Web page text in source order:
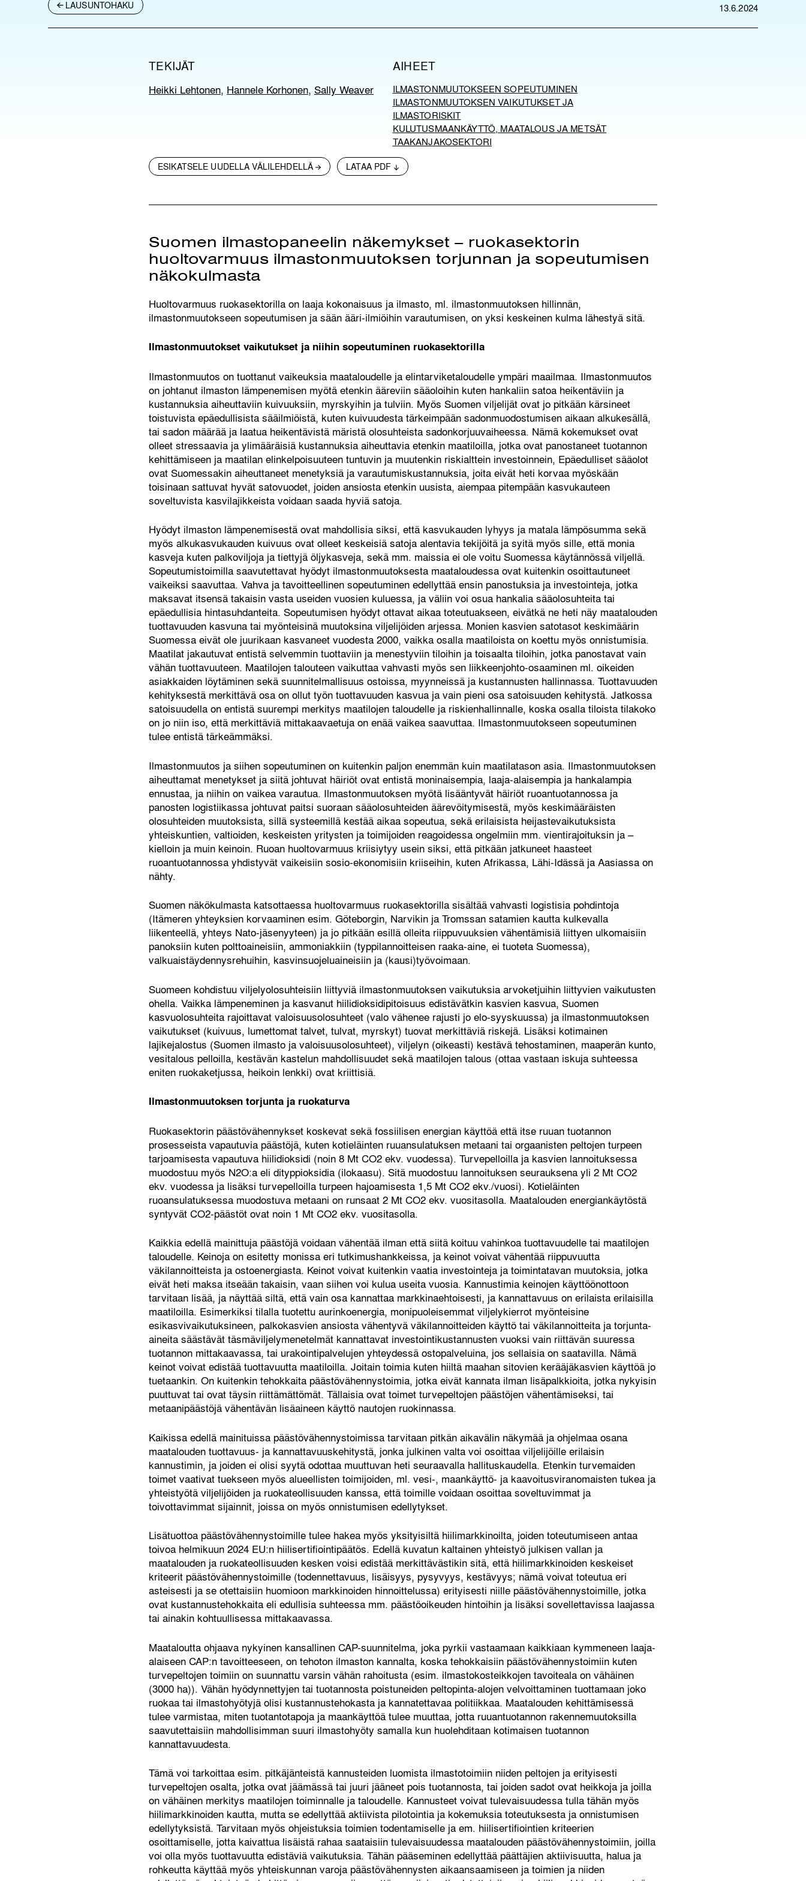
LAUSUNTOHAKU 13.6.2024
TEKIJÄT
Heikki Lehtonen, Hannele Korhonen, Sally Weaver
AIHEET
ILMASTONMUUTOKSEEN SOPEUTUMINEN
ILMASTONMUUTOKSEN VAIKUTUKSET JA
ILMASTORISKIT
KULUTUSMAANKÄYTTÖ, MAATALOUS JA METSÄT
TAAKANJAKOSEKTORI
ESIKATSELE UUDELLA VÄLILEHDELLÄ LATAA PDF
Suomen ilmastopaneelin näkemykset – ruokasektorin
huoltovarmuus ilmastonmuutoksen torjunnan ja sopeutumisen
näkokulmasta
Huoltovarmuus ruokasektorilla on laaja kokonaisuus ja ilmasto, ml. ilmastonmuutoksen hillinnän,
ilmastonmuutokseen sopeutumisen ja sään ääri-ilmiöihin varautumisen, on yksi keskeinen kulma lähestyä sitä.
Ilmastonmuutokset vaikutukset ja niihin sopeutuminen ruokasektorilla
Ilmastonmuutos on tuottanut vaikeuksia maataloudelle ja elintarviketaloudelle ympäri maailmaa. Ilmastonmuutos
on johtanut ilmaston lämpenemisen myötä etenkin ääreviin sääoloihin kuten hankaliin satoa heikentäviin ja
kustannuksia aiheuttaviin kuivuuksiin, myrskyihin ja tulviin. Myös Suomen viljelijät ovat jo pitkään kärsineet
toistuvista epäedullisista sääilmiöistä, kuten kuivuudesta tärkeimpään sadonmuodostumisen aikaan alkukesällä,
tai sadon määrää ja laatua heikentävistä märistä olosuhteista sadonkorjuuvaiheessa. Nämä kokemukset ovat
olleet stressaavia ja ylimääräisiä kustannuksia aiheuttavia etenkin maatiloilla, jotka ovat panostaneet tuotannon
kehittämiseen ja maatilan elinkelpoisuuteen tuntuvin ja muutenkin riskialttein investoinnein, Epäedulliset sääolot
ovat Suomessakin aiheuttaneet menetyksiä ja varautumiskustannuksia, joita eivät heti korvaa myöskään
toisinaan sattuvat hyvät satovuodet, joiden ansiosta etenkin uusista, aiempaa pitempään kasvukauteen
soveltuvista kasvilajikkeista voidaan saada hyviä satoja.
Hyödyt ilmaston lämpenemisestä ovat mahdollisia siksi, että kasvukauden lyhyys ja matala lämpösumma sekä
myös alkukasvukauden kuivuus ovat olleet keskeisiä satoja alentavia tekijöitä ja syitä myös sille, että monia
kasveja kuten palkoviljoja ja tiettyjä öljykasveja, sekä mm. maissia ei ole voitu Suomessa käytännössä viljellä.
Sopeutumistoimilla saavutettavat hyödyt ilmastonmuutoksesta maataloudessa ovat kuitenkin osoittautuneet
vaikeiksi saavuttaa. Vahva ja tavoitteellinen sopeutuminen edellyttää ensin panostuksia ja investointeja, jotka
maksavat itsensä takaisin vasta useiden vuosien kuluessa, ja väliin voi osua hankalia sääolosuhteita tai
epäedullisia hintasuhdanteita. Sopeutumisen hyödyt ottavat aikaa toteutuakseen, eivätkä ne heti näy maatalouden
tuottavuuden kasvuna tai myönteisinä muutoksina viljelijöiden arjessa. Monien kasvien satotasot keskimäärin
Suomessa eivät ole juurikaan kasvaneet vuodesta 2000, vaikka osalla maatiloista on koettu myös onnistumisia.
Maatilat jakautuvat entistä selvemmin tuottaviin ja menestyviin tiloihin ja toisaalta tiloihin, jotka panostavat vain
vähän tuottavuuteen. Maatilojen talouteen vaikuttaa vahvasti myös sen liikkeenjohto-osaaminen ml. oikeiden
asiakkaiden löytäminen sekä suunnitelmallisuus ostoissa, myynneissä ja kustannusten hallinnassa. Tuottavuuden
kehityksestä merkittävä osa on ollut työn tuottavuuden kasvua ja vain pieni osa satoisuuden kehitystä. Jatkossa
satoisuudella on entistä suurempi merkitys maatilojen taloudelle ja riskienhallinnalle, koska osalla tiloista tilakoko
on jo niin iso, että merkittäviä mittakaavaetuja on enää vaikea saavuttaa. Ilmastonmuutokseen sopeutuminen
tulee entistä tärkeämmäksi.
Ilmastonmuutos ja siihen sopeutuminen on kuitenkin paljon enemmän kuin maatilatason asia. Ilmastonmuutoksen
aiheuttamat menetykset ja siitä johtuvat häiriöt ovat entistä moninaisempia, laaja-alaisempia ja hankalampia
ennustaa, ja niihin on vaikea varautua. Ilmastonmuutoksen myötä lisääntyvät häiriöt ruoantuotannossa ja
panosten logistiikassa johtuvat paitsi suoraan sääolosuhteiden äärevöitymisestä, myös keskimääräisten
olosuhteiden muutoksista, sillä systeemillä kestää aikaa sopeutua, sekä erilaisista heijastevaikutuksista
yhteiskuntien, valtioiden, keskeisten yritysten ja toimijoiden reagoidessa ongelmiin mm. vientirajoituksin ja –
kielloin ja muin keinoin. Ruoan huoltovarmuus kriisiytyy usein siksi, että pitkään jatkuneet haasteet
ruoantuotannossa yhdistyvät vaikeisiin sosio-ekonomisiin kriiseihin, kuten Afrikassa, Lähi-Idässä ja Aasiassa on
nähty.
Suomen näkökulmasta katsottaessa huoltovarmuus ruokasektorilla sisältää vahvasti logistisia pohdintoja
(Itämeren yhteyksien korvaaminen esim. Göteborgin, Narvikin ja Tromssan satamien kautta kulkevalla
liikenteellä, yhteys Nato-jäsenyyteen) ja jo pitkään esillä olleita riippuvuuksien vähentämisiä liittyen ulkomaisiin
panoksiin kuten polttoaineisiin, ammoniakkiin (typpilannoitteisen raaka-aine, ei tuoteta Suomessa),
valkuaistäydennysrehuihin, kasvinsuojeluaineisiin ja (kausi)työvoimaan.
Suomeen kohdistuu viljelyolosuhteisiin liittyviä ilmastonmuutoksen vaikutuksia arvoketjuihin liittyvien vaikutusten
ohella. Vaikka lämpeneminen ja kasvanut hiilidioksidipitoisuus edistävätkin kasvien kasvua, Suomen
kasvuolosuhteita rajoittavat valoisuusolosuhteet (valo vähenee rajusti jo elo-syyskuussa) ja ilmastonmuutoksen
vaikutukset (kuivuus, lumettomat talvet, tulvat, myrskyt) tuovat merkittäviä riskejä. Lisäksi kotimainen
lajikejalostus (Suomen ilmasto ja valoisuusolosuhteet), viljelyn (oikeasti) kestävä tehostaminen, maaperän kunto,
vesitalous pelloilla, kestävän kastelun mahdollisuudet sekä maatilojen talous (ottaa vastaan iskuja suhteessa
eniten ruokaketjussa, heikoin lenkki) ovat kriittisiä.
Ilmastonmuutoksen torjunta ja ruokaturva
Ruokasektorin päästövähennykset koskevat sekä fossiilisen energian käyttöä että itse ruuan tuotannon
prosesseista vapautuvia päästöjä, kuten kotieläinten ruuansulatuksen metaani tai orgaanisten peltojen turpeen
tarjoamisesta vapautuva hiilidioksidi (noin 8 Mt CO2 ekv. vuodessa). Turvepelloilla ja kasvien lannoituksessa
muodostuu myös N2O:a eli dityppioksidia (ilokaasu). Sitä muodostuu lannoituksen seurauksena yli 2 Mt CO2
ekv. vuodessa ja lisäksi turvepelloilla turpeen hajoamisesta 1,5 Mt CO2 ekv./vuosi). Kotieläinten
ruoansulatuksessa muodostuva metaani on runsaat 2 Mt CO2 ekv. vuositasolla. Maatalouden energiankäytöstä
syntyvät CO2-päästöt ovat noin 1 Mt CO2 ekv. vuositasolla.
Kaikkia edellä mainittuja päästöjä voidaan vähentää ilman että siitä koituu vahinkoa tuottavuudelle tai maatilojen
taloudelle. Keinoja on esitetty monissa eri tutkimushankkeissa, ja keinot voivat vähentää riippuvuutta
väkilannoitteista ja ostoenergiasta. Keinot voivat kuitenkin vaatia investointeja ja toimintatavan muutoksia, jotka
eivät heti maksa itseään takaisin, vaan siihen voi kulua useita vuosia. Kannustimia keinojen käyttöönottoon
tarvitaan lisää, ja näyttää siltä, että vain osa kannattaa markkinaehtoisesti, ja kannattavuus on erilaista erilaisilla
maatiloilla. Esimerkiksi tilalla tuotettu aurinkoenergia, monipuoleisemmat viljelykierrot myönteisine
esikasvivaikutuksineen, palkokasvien ansiosta vähentyvä väkilannoitteiden käyttö tai väkilannoitteita ja torjunta-
aineita säästävät täsmäviljelymenetelmät kannattavat investointikustannusten vuoksi vain riittävän suuressa
tuotannon mittakaavassa, tai urakointipalvelujen yhteydessä ostopalveluina, jos sellaisia on saatavilla. Nämä
keinot voivat edistää tuottavuutta maatiloilla. Joitain toimia kuten hiiltä maahan sitovien kerääjäkasvien käyttöä jo
tuetaankin. On kuitenkin tehokkaita päästövähennystoimia, jotka eivät kannata ilman lisäpalkkioita, jotka nykyisin
puuttuvat tai ovat täysin riittämättömät. Tällaisia ovat toimet turvepeltojen päästöjen vähentämiseksi, tai
metaanipäästöjä vähentävän lisäaineen käyttö nautojen ruokinnassa.
Kaikissa edellä mainituissa päästövähennystoimissa tarvitaan pitkän aikavälin näkymää ja ohjelmaa osana
maatalouden tuottavuus- ja kannattavuuskehitystä, jonka julkinen valta voi osoittaa viljelijöille erilaisin
kannustimin, ja joiden ei olisi syytä odottaa muuttuvan heti seuraavalla hallituskaudella. Etenkin turvemaiden
toimet vaativat tuekseen myös alueellisten toimijoiden, ml. vesi-, maankäyttö- ja kaavoitusviranomaisten tukea ja
yhteistyötä viljelijöiden ja ruokateollisuuden kanssa, että toimille voidaan osoittaa soveltuvimmat ja
toivottavimmat sijainnit, joissa on myös onnistumisen edellytykset.
Lisätuottoa päästövähennystoimille tulee hakea myös yksityisiltä hiilimarkkinoilta, joiden toteutumiseen antaa
toivoa helmikuun 2024 EU:n hiilisertifiointipäätös. Edellä kuvatun kaltainen yhteistyö julkisen vallan ja
maatalouden ja ruokateollisuuden kesken voisi edistää merkittävästikin sitä, että hiilimarkkinoiden keskeiset
kriteerit päästövähennystoimille (todennettavuus, lisäisyys, pysyvyys, kestävyys; nämä voivat toteutua eri
asteisesti ja se otettaisiin huomioon markkinoiden hinnoittelussa) erityisesti niille päästövähennystoimille, jotka
ovat kustannustehokkaita eli edullisia suhteessa mm. päästöoikeuden hintoihin ja lisäksi sovellettavissa laajassa
tai ainakin kohtuullisessa mittakaavassa.
Maataloutta ohjaava nykyinen kansallinen CAP-suunnitelma, joka pyrkii vastaamaan kaikkiaan kymmeneen laaja-
alaiseen CAP:n tavoitteeseen, on tehoton ilmaston kannalta, koska tehokkaisiin päästövähennystoimiin kuten
turvepeltojen toimiin on suunnattu varsin vähän rahoitusta (esim. ilmastokosteikkojen tavoiteala on vähäinen
(3000 ha)). Vähän hyödynnettyjen tai tuotannosta poistuneiden peltopinta-alojen velvoittaminen tuottamaan joko
ruokaa tai ilmastohyötyjä olisi kustannustehokasta ja kannatettavaa politiikkaa. Maatalouden kehittämisessä
tulee varmistaa, miten tuotantotapoja ja maankäyttöä tulee muuttaa, jotta ruuantuotannon rakennemuutoksilla
saavutettaisiin mahdollisimman suuri ilmastohyöty samalla kun huolehditaan kotimaisen tuotannon
kannattavuudesta.
Tämä voi tarkoittaa esim. pitkäjänteistä kannusteiden luomista ilmastotoimiin niiden peltojen ja erityisesti
turvepeltojen osalta, jotka ovat jäämässä tai juuri jääneet pois tuotannosta, tai joiden sadot ovat heikkoja ja joilla
on vähäinen merkitys maatilojen toiminnalle ja taloudelle. Kannusteet voivat tulevaisuudessa tulla tähän myös
hiilimarkkinoiden kautta, mutta se edellyttää aktiivista pilotointia ja kokemuksia toteutuksesta ja onnistumisen
edellytyksistä. Tarvitaan myös ohjeistuksia toimien todentamiselle ja em. hiilisertifiointien kriteerien
osoittamiselle, jotta kaivattua lisäistä rahaa saataisiin tulevaisuudessa maatalouden päästövähennystoimiin, joilla
voi olla myös tuottavuutta edistäviä vaikutuksia. Tähän pääseminen edellyttää päättäjien aktiivisuutta, halua ja
rohkeutta käyttää myös yhteiskunnan varoja päästövähennysten aikaansaamiseen ja toimien ja niiden